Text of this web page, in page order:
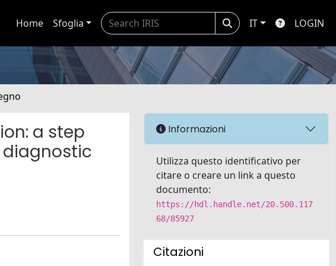
Home Sfoglia IT LOGIN
a step
Informazioni
Utilizza questo identificativo per
citare o creare un link a questo
documento:
https://hdl.handle.net/20.500.117
68/85927
Citazioni